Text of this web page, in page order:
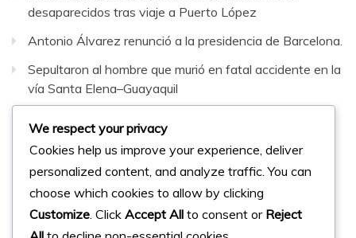
desaparecidos tras viaje a Puerto López
Antonio Álvarez renunció a la presidencia de Barcelona.
Sepultaron al hombre que murió en fatal accidente en la
vía Santa Elena–Guayaquil
Facebook
Instagram
Twitter
© 2023 Micharts. Todos los derechos reservados.
Creado porMicharts Agencia dp>
We respect your privacy
Cookies help us improve your experience, deliver
personalized content, and analyze traffic. You can
choose which cookies to allow by clicking
Customize . Click Accept All to consent or Reject